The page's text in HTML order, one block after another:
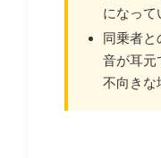
になって
同乗者と
音が耳元
不向きな